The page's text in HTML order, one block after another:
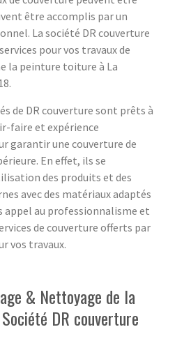
être accomplis par un
La société DR couverture
pour vos travaux de
la peinture toiture à La
de DR couverture sont prêts à
faire et expérience
garantir une couverture de
En effet, ils se
des produits et des
avec des matériaux adaptés
appel au professionnalisme et
de couverture offerts par
vos travaux.
& Nettoyage de la
DR couverture